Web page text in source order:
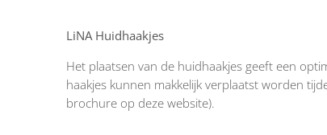
LiNA Huidhaakjes
Het plaatsen van de huidhaakjes geeft een
haakjes kunnen makkelijk verplaatst worden
brochure op deze website).